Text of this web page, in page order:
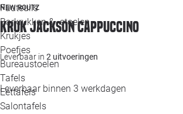
Fauteuils
Barkrukken & -stoelen
Krukjes
Poefjes
Bureaustoelen
Tafels
Eettafels
Salontafels
NEW ROUTZ
Kruk Jackson cappuccino
Leverbaar in 2 uitvoeringen
Leverbaar binnen 3 werkdagen